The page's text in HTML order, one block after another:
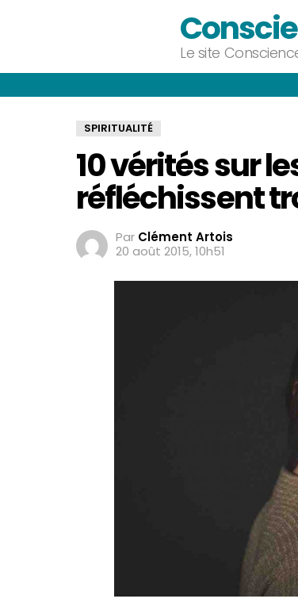
Le site
SPIRITUALITÉ
10 vérités sur
réfléchissent
Par Clément Artois
20 août 2015, 10h51